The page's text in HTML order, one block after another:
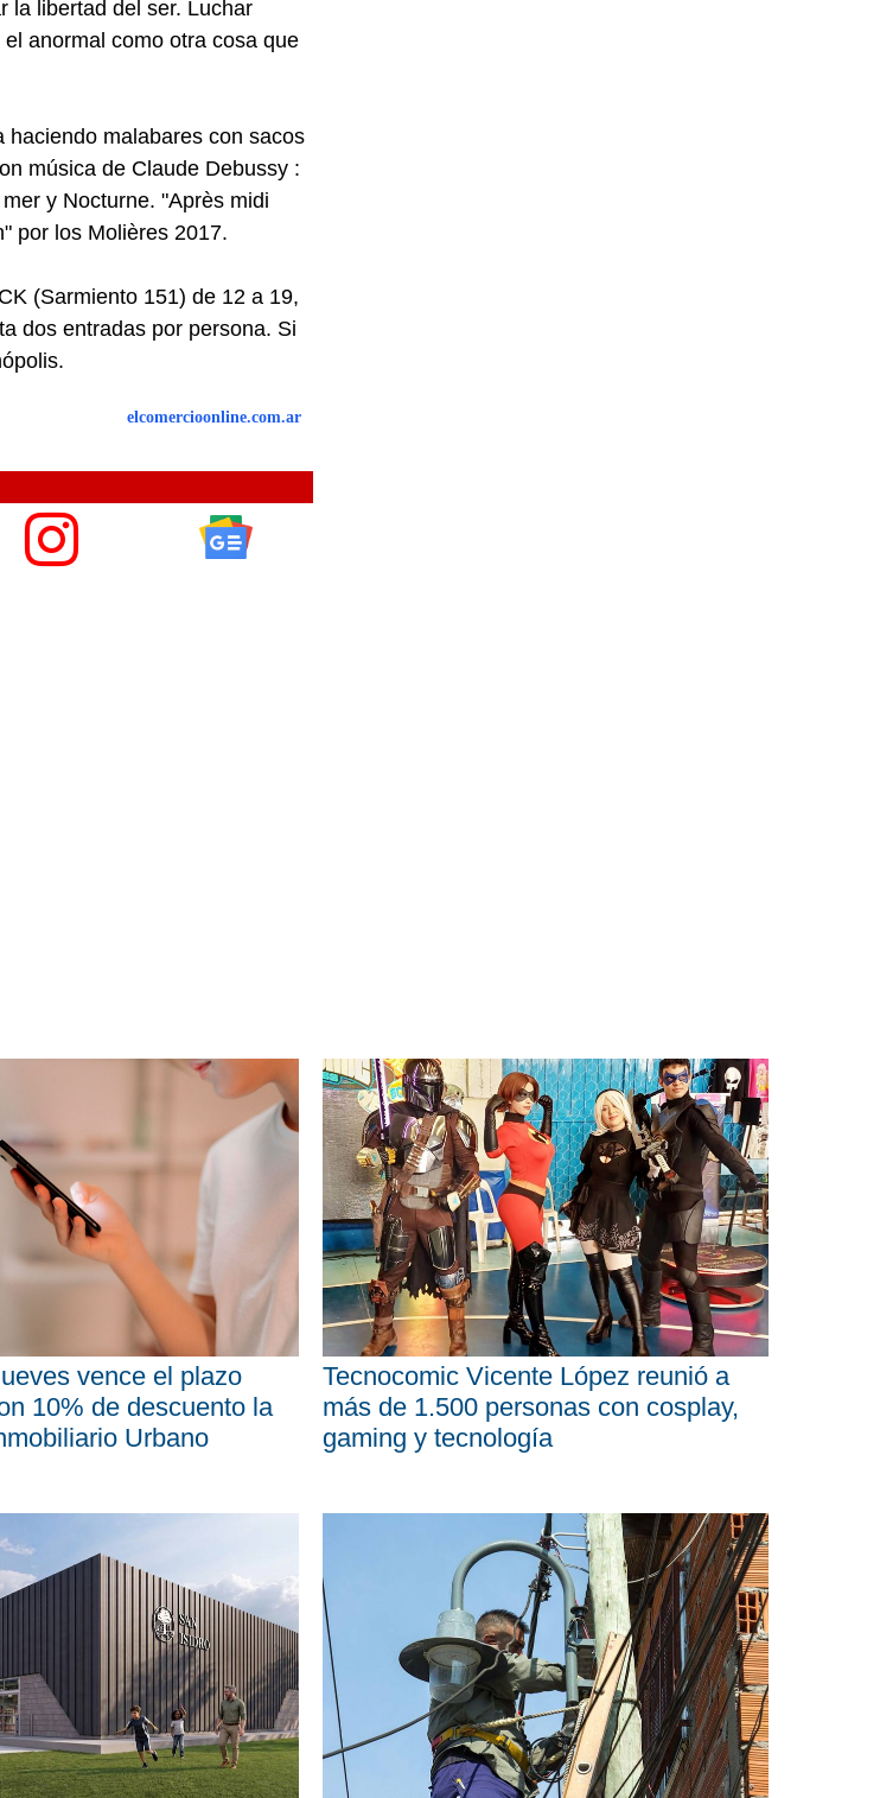
la libertad del ser. Luchar
anormal como otra cosa que
haciendo malabares con sacos
música de Claude Debussy :
y Nocturne. "Après midi
por los Molières 2017.
(Sarmiento 151) de 12 a 19,
dos entradas por persona. Si
elcomercioonline.com.ar
vence el plazo
10% de descuento la
Urbano
Tecnocomic Vicente López reunió a
más de 1.500 personas con cosplay,
gaming y tecnología